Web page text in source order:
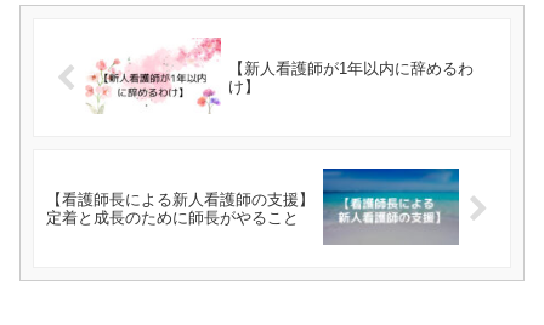
【新人看護師が1年以内に辞めるわ
け】
【看護師長による新人看護師の支援】
定着と成長のために師長がやること